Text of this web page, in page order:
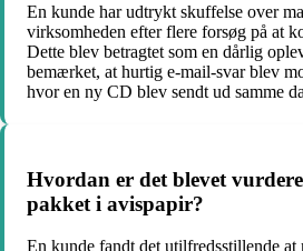
En kunde har udtrykt skuffelse over
virksomheden efter flere forsøg på at
Dette blev betragtet som en dårlig
bemærket, at hurtig e-mail-svar blev
hvor en ny CD blev sendt ud samme
Hvordan er det blevet
pakket i avispapir?
En kunde fandt det utilfredsstillende